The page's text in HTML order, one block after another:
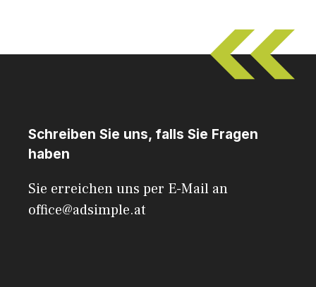
Schreiben Sie uns, falls Sie Fragen
haben
Sie erreichen uns per E-Mail an
office@adsimple.at